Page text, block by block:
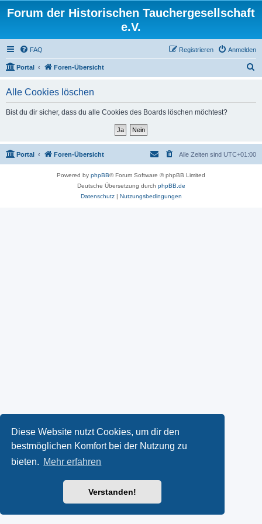
Diese Website nutzt Cookies, um dir den
bestmöglichen Komfort bei der Nutzung zu
bieten. Mehr erfahren
Verstanden!
Forum der Historischen Tauchergesellschaft
e.V.
FAQ Anmelden
Registrieren
Portal Foren-Übersicht
Alle Cookies löschen
Bist du dir sicher, dass du alle Cookies des Boards löschen möchtest?
Portal Foren-Übersicht Alle Zeiten sind UTC+01:00
Powered by phpBB® Forum Software © phpBB Limited
Deutsche Übersetzung durch phpBB.de
Datenschutz| Nutzungsbedingungen